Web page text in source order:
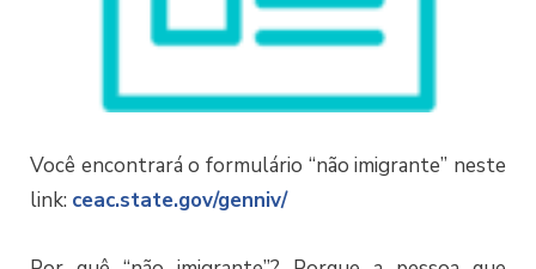
Você encontrará o formulário “não imigrante” neste
link: ceac.state.gov/genniv/